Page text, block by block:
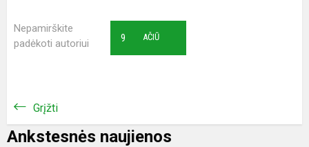
Nepamirškite
padėkoti autoriui
AČIŪ
9
Grįžti
Ankstesnės naujienos